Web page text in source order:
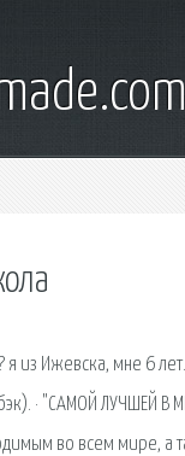
я из Ижевска, мне 6
· "САМОЙ ЛУЧШЕЙ
во всем мире, а